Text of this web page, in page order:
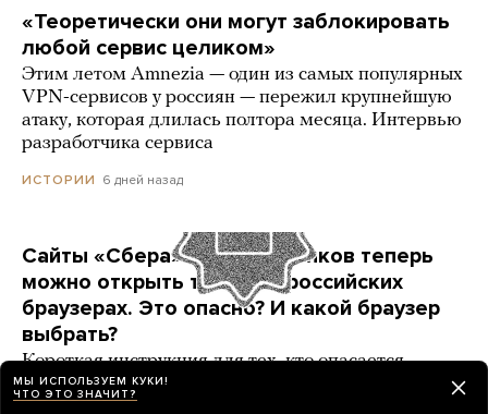
«Теоретически они могут заблокировать
любой сервис целиком»
Этим летом Amnezia — один из самых популярных
VPN-сервисов у россиян — пережил крупнейшую
атаку, которая длилась полтора месяца. Интервью
разработчика сервиса
ИСТОРИИ 6 дней назад
Сайты «Сбера» и других банков теперь
можно открыть только в российских
браузерах. Это опасно? И какой браузер
выбрать?
Короткая инструкция для тех, кто опасается
переходить на продукты «Яндекса» и VK
МЫ ИСПОЛЬЗУЕМ КУКИ!
ЧТО ЭТО ЗНАЧИТ?